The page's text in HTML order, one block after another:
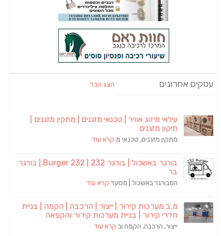
עסקים אחרונים הצג הכל
עילאי מיזוג אוויר | טכנאי מזגנים | מתקין מזגנים |
תיקון מזגנים
מתקין מזגנים, טכנאי מ קרא עוד
בורגר באשכול | בורגר 232 | Burger 232 | בורגר
בר
המבורגר באשכול | מסעד קרא עוד
מ.ב מערכות קירור | ייצור | הרכבה | הקמה | בניית
חדרי קירור | בניית מערכות קירור והקפאה
ייצור, הרכבה, הקמה וב קרא עוד